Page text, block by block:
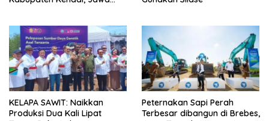
KELAPA SAWIT: Naikkan
Produksi Dua Kali Lipat
Peternakan Sapi Perah
Terbesar dibangun di Brebes,